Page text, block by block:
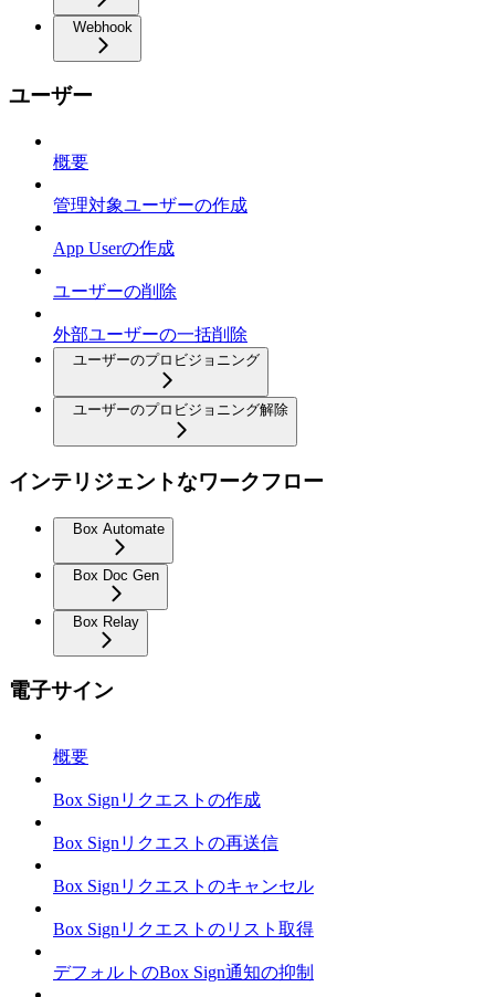
Webhook
ユーザー
概要
管理対象ユーザーの作成
App Userの作成
ユーザーの削除
外部ユーザーの一括削除
ユーザーのプロビジョニング
ユーザーのプロビジョニング解除
インテリジェントなワークフロー
Box Automate
Box Doc Gen
Box Relay
電子サイン
概要
Box Signリクエストの作成
Box Signリクエストの再送信
Box Signリクエストのキャンセル
Box Signリクエストのリスト取得
デフォルトのBox Sign通知の抑制